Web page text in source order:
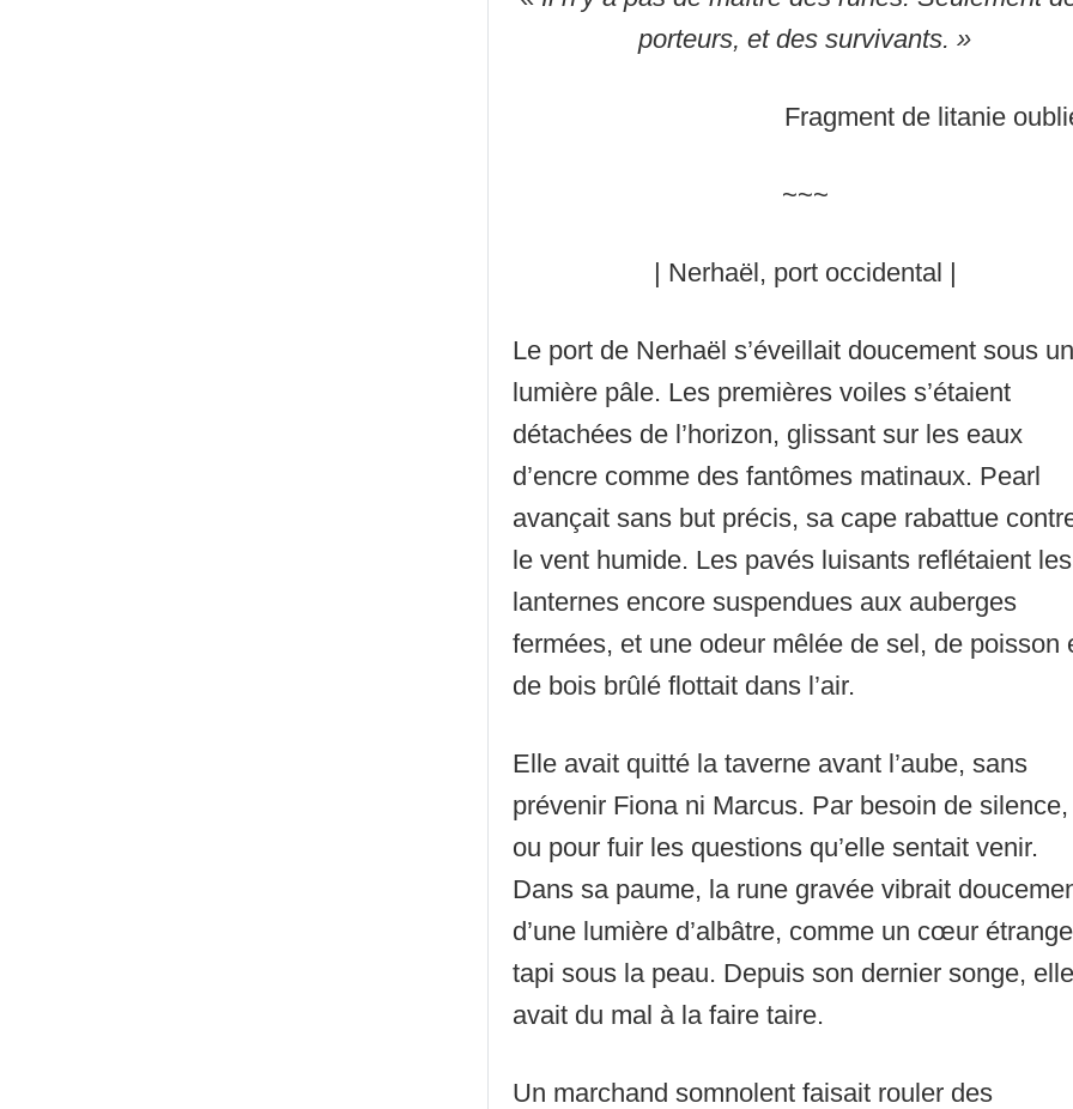
porteurs, et des survivants. »
Fragment de litanie
~~~
| Nerhaël, port occidental |
Le port de Nerhaël s’éveillait doucement sous
lumière pâle. Les premières voiles s’étaient
détachées de l’horizon, glissant sur les eaux
d’encre comme des fantômes matinaux. Pearl
avançait sans but précis, sa cape rabattue
le vent humide. Les pavés luisants reflétaient les
lanternes encore suspendues aux auberges
fermées, et une odeur mêlée de sel, de poisson
de bois brûlé flottait dans l’air.
Elle avait quitté la taverne avant l’aube, sans
prévenir Fiona ni Marcus. Par besoin de silence,
ou pour fuir les questions qu’elle sentait venir.
Dans sa paume, la rune gravée vibrait
d’une lumière d’albâtre, comme un cœur
tapi sous la peau. Depuis son dernier songe, elle
avait du mal à la faire taire.
Un marchand somnolent faisait rouler des